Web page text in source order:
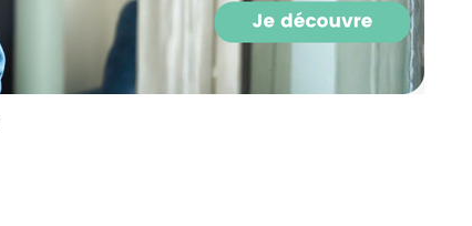
Je reçois mon cadeau !